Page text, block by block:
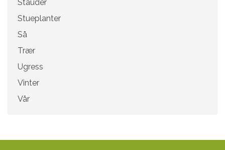
Stauder
Stueplanter
Så
Trær
Ugress
Vinter
Vår